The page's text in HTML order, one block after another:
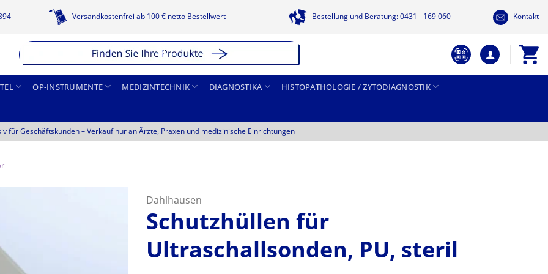
Versandkostenfrei ab 100 € netto Bestellwert Bestellung und Beratung: 0431 - 169 060 Kontakt
OP-INSTRUMENTE MEDIZINTECHNIK DIAGNOSTIKA HISTOPATHOLOGIE / ZYTODIAGNOSTIK
für Geschäftskunden –Verkauf nur an Ärzte, Praxen und medizinische Einrichtungen
Dahlhausen
Schutzhüllen für
Ultraschallsonden, PU, steril